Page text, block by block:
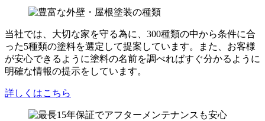
当社では、大切な家を守る為に、300種類の中から条件に合
った5種類の塗料を選定して提案しています。また、お客様
が安心できるように塗料の名前を調べればすぐ分かるように
明確な情報の提示をしています。
詳しくはこちら